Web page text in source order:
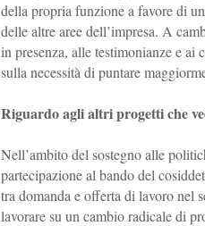
della propria funzione a favore di
delle altre aree dell’impresa. A
in presenza, alle testimonianze e ai
sulla necessità di puntare
Riguardo agli altri progetti che
Nell’ambito del sostegno alle
partecipazione al bando del
tra domanda e offerta di lavoro nel
lavorare su un cambio radicale di